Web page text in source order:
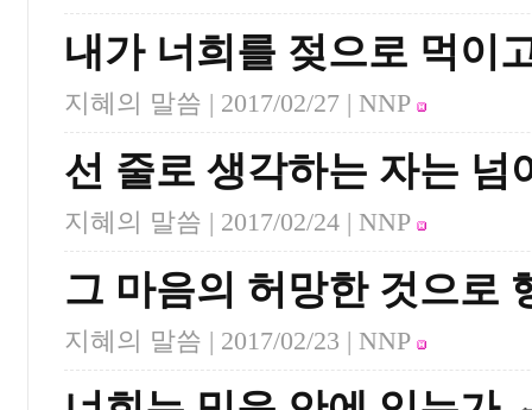
내가 너희를 젖으로 먹이
지혜의 말씀 | 2017/02/27 | NNP
선 줄로 생각하는 자는 넘
지혜의 말씀 | 2017/02/24 | NNP
그 마음의 허망한 것으로
지혜의 말씀 | 2017/02/23 | NNP